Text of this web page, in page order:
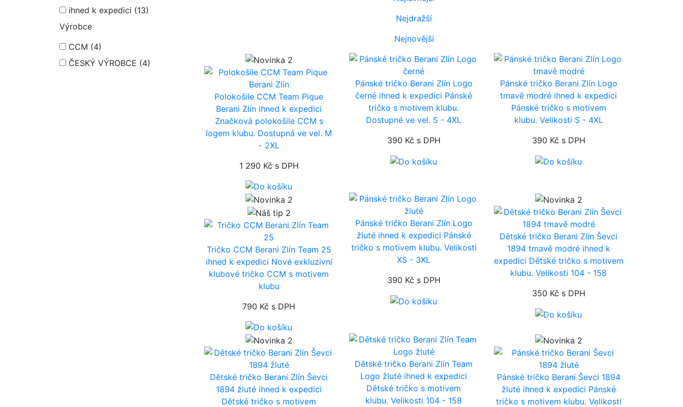
ihned k expedici (13)
Výrobce
CCM (4)
ČESKÝ VÝROBCE (4)
Nejdražší
Nejnovější
Polokošile CCM Team Pique
Berani Zlín ihned k expedici
Značková polokošile CCM s
logem klubu. Dostupná ve vel. M
- 2XL
1 290 Kč s DPH
Pánské tričko Berani Zlín Logo
černé ihned k expedici Pánské
tričko s motivem klubu.
Dostupné ve vel. S - 4XL
390 Kč s DPH
Pánské tričko Berani Zlín Logo
tmavě modré ihned k expedici
Pánské tričko s motivem
klubu. Velikosti S - 4XL
390 Kč s DPH
Tričko CCM Berani Zlín Team 25
ihned k expedici Nové exkluzivní
klubové tričko CCM s motivem
klubu
790 Kč s DPH
Pánské tričko Berani Zlín Logo
žluté ihned k expedici Pánské
tričko s motivem klubu. Velikosti
XS - 3XL
390 Kč s DPH
Dětské tričko Berani Zlín Ševci
1894 tmavě modré ihned k
expedici Dětské tričko s motivem
klubu. Velikosti 104 - 158
350 Kč s DPH
Dětské tričko Berani Zlín Ševci
1894 žluté ihned k expedici
Dětské tričko s motivem
Dětské tričko Berani Zlín Team
Logo žluté ihned k expedici
Dětské tričko s motivem
klubu. Velikosti 104 - 158
Pánské tričko Berani Ševci 1894
žluté ihned k expedici Pánské
tričko s motivem klubu. Velikosti